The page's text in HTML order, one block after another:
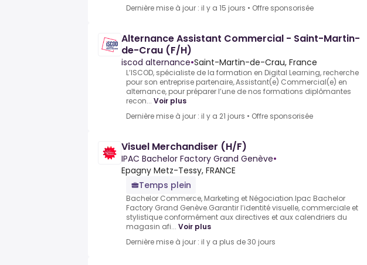
Dernière mise à jour : il y a 15 jours • Offre sponsorisée
Alternance Assistant Commercial - Saint-Martin-
de-Crau (F/H)
iscod alternance•Saint-Martin-de-Crau, France
L’ISCOD, spécialiste de la formation en Digital Learning, recherche
pour son entreprise partenaire,.Assistant(e) Commercial(e) en
alternance, pour préparer l’une de nos formations diplômantes
recon... Voir plus
Dernière mise à jour : il y a 21 jours • Offre sponsorisée
Visuel Merchandiser (H/F)
IPAC Bachelor Factory Grand Genève•
Epagny Metz-Tessy, FRANCE
Temps plein
Bachelor Commerce, Marketing et Négociation.Ipac Bachelor
Factory Grand Genève.Garantir l’identité visuelle, commerciale et
stylistique conformément aux directives et aux calendriers du
magasin afi... Voir plus
Dernière mise à jour : il y a plus de 30 jours